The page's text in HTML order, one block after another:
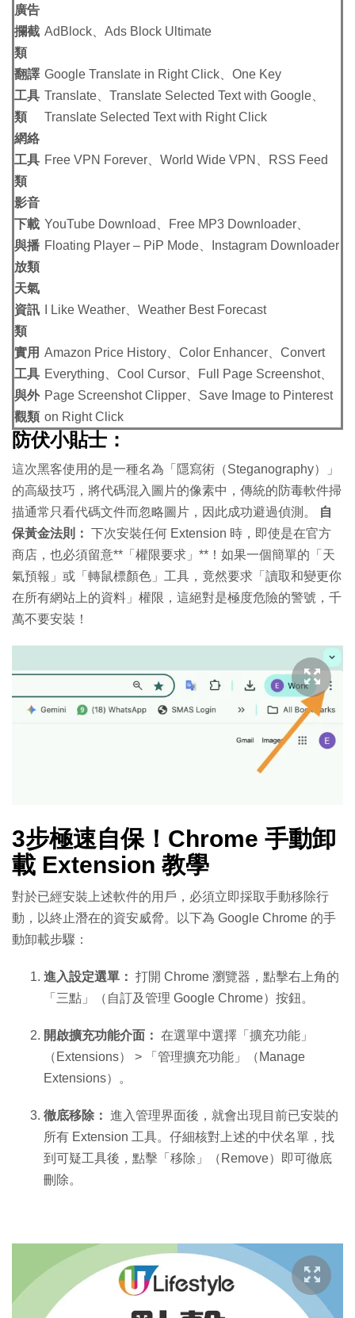
廣告
攔截
類
AdBlock、Ads Block Ultimate
翻譯
工具
類
Google Translate in Right Click、One Key
Translate、Translate Selected Text with Google、
Translate Selected Text with Right Click
網絡
工具
類
Free VPN Forever、World Wide VPN、RSS Feed
影音
下載
與播
放類
YouTube Download、Free MP3 Downloader、
Floating Player – PiP Mode、Instagram Downloader
天氣
資訊
類
I Like Weather、Weather Best Forecast
實用
工具
與外
觀類
Amazon Price History、Color Enhancer、Convert
Everything、Cool Cursor、Full Page Screenshot、
Page Screenshot Clipper、Save Image to Pinterest
on Right Click
防伏小貼士：
這次黑客使用的是一種名為「隱寫術（Steganography）」
的高級技巧，將代碼混入圖片的像素中，傳統的防毒軟件掃
描通常只看代碼文件而忽略圖片，因此成功避過偵測。
自
保黃金法則： 下次安裝任何 Extension 時，即使是在官方
商店，也必須留意**「權限要求」**！如果一個簡單的「天
氣預報」或「轉鼠標顏色」工具，竟然要求「讀取和變更你
在所有網站上的資料」權限，這絕對是極度危險的警號，千
萬不要安裝！
3步極速自保！Chrome 手動卸
載 Extension 教學
對於已經安裝上述軟件的用戶，必須立即採取手動移除行
動，以終止潛在的資安威脅。以下為 Google Chrome 的手
動卸載步驟：
進入設定選單： 打開 Chrome 瀏覽器，點擊右上角的
「三點」（自訂及管理 Google Chrome）按鈕。
開啟擴充功能介面： 在選單中選擇「擴充功能」
（Extensions） > 「管理擴充功能」（Manage
Extensions）。
徹底移除： 進入管理界面後，就會出現目前已安裝的
所有 Extension 工具。仔細核對上述的中伏名單，找
到可疑工具後，點擊「移除」（Remove）即可徹底
刪除。